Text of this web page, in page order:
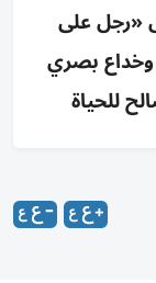
حول «رجل على
الحقيقة صخرة 6 سم وخداع بصري
للحياة